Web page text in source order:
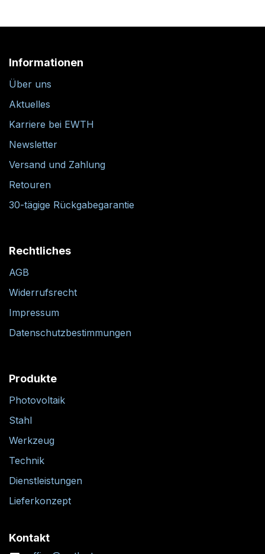
Informationen
Über uns
Aktuelles
Karriere bei EWTH
Newsletter
Versand und Zahlung
Retouren
30-tägige Rückgabegarantie
Rechtliches
AGB
Widerrufsrecht
Impressum
Datenschutzbestimmungen
Produkte
Photovoltaik
Stahl
Werkzeug
Technik
Dienstleistungen
Lieferkonzept
Kontakt